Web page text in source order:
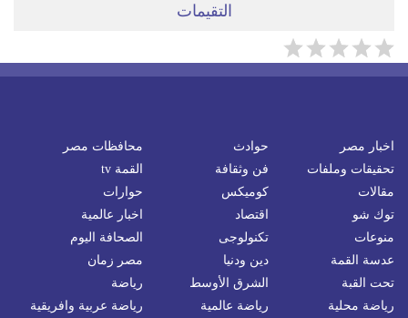
التقيمات
اخبار مصر حوادث
محافظات مصر
تحقيقات وملفات
فن وثقافة
القمة tv
مقالات
كوميكس
حوارات
توك شو
اقتصاد
اخبار عالمية
منوعات
تكنولوجى
الصحافة اليوم
عدسة القمة
دين ودنيا
مصر زمان
تحت القبة
الشرق الأوسط
رياضة
رياضة محلية
رياضة عالمية رياضة عربية وافريقية